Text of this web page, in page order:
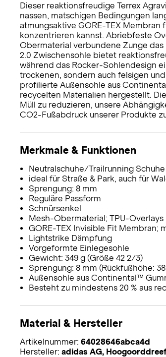
Dieser reaktionsfreudige Terrex
nassen, matschigen Bedingungen
atmungsaktive GORE-TEX
konzentrieren kannst. Abriebfeste
Obermaterial verbundene Zunge
2.0 Zwischensohle bietet
während das Rocker-Sohlendesign
trockenen, sondern auch felsigen
profilierte Außensohle aus
recycelten Materialien hergestellt.
Müll zu reduzieren, unsere
CO2-Fußabdruck unserer Produkte
Merkmale & Funktionen
Neutralschuhe/Trailrunning Schuhe
ideal für Straße & Park, auch für
Sprengung: 8 mm
Reguläre Passform
Schnürsenkel
Mesh-Obermaterial; TPU-Overlays
GORE-TEX Invisible Fit Membran;
Lightstrike Dämpfung
Vorgeformte Einlegesohle
Gewicht: 349 g (Größe 42 2/3)
Sprengung: 8 mm (Rückfußhöhe:
Außensohle aus Continental™
Besteht zu mindestens 20 % aus
Material & Hersteller
Artikelnummer: 64028646abca4d
Hersteller: adidas AG,